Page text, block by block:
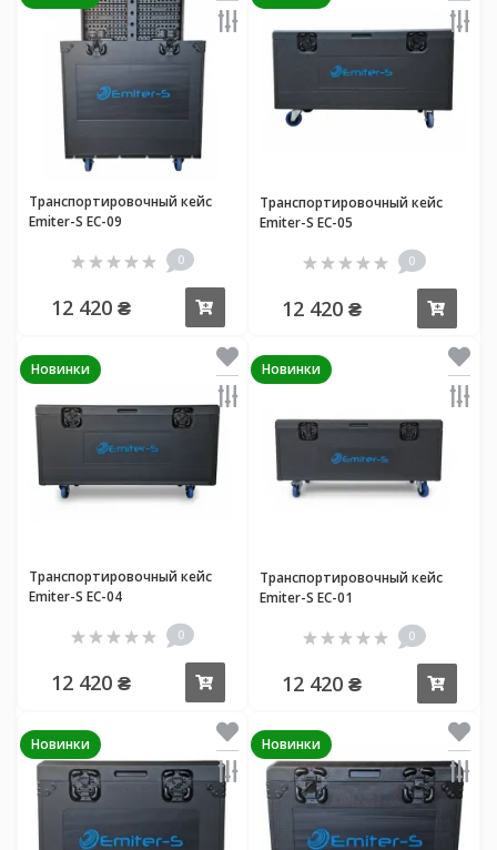
Транспортировочный кейс
Emiter-S EC-09
0
12 420 ₴
Транспортировочный кейс
Emiter-S EC-05
0
12 420 ₴
Новинки
Транспортировочный кейс
Emiter-S EC-04
0
12 420 ₴
Новинки
Транспортировочный кейс
Emiter-S EC-01
0
12 420 ₴
Новинки Новинки